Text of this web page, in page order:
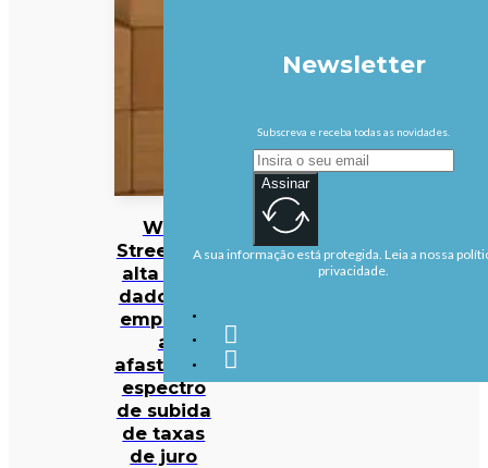
Wall
Street em
alta com
dados de
emprego
a
afastarem
espectro
de subida
de taxas
de juro
Newsletter
Subscreva e receba todas as novidades.
Assinar
A sua informação está protegida. Leia a nossa
privacidade.